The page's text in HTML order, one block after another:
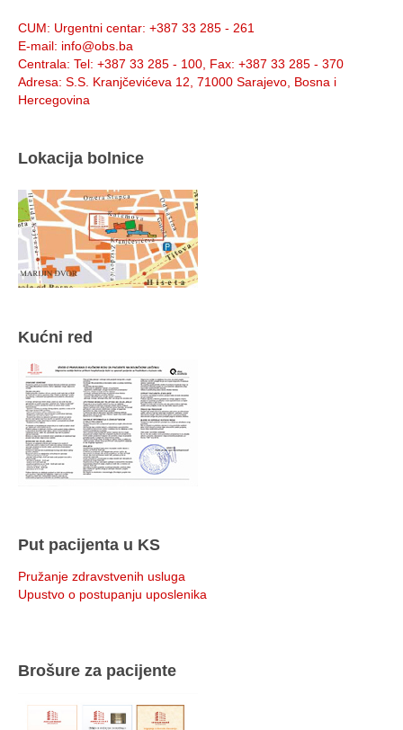
CUM: Urgentni centar: +387 33 285 - 261
E-mail: info@obs.ba
Centrala: Tel: +387 33 285 - 100, Fax: +387 33 285 - 370
Adresa: S.S. Kranjčevićeva 12, 71000 Sarajevo, Bosna i
Hercegovina
Lokacija bolnice
Kućni red
Put pacijenta u KS
Pružanje zdravstvenih usluga
Upustvo o postupanju uposlenika
Brošure za pacijente